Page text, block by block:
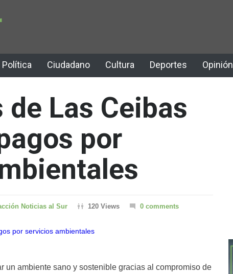
Política Ciudadano Cultura Deportes Opinión
Las Ceibas
por
Noticias al Sur 120 Views 0 comments
un ambiente sano y sostenible gracias al compromiso de